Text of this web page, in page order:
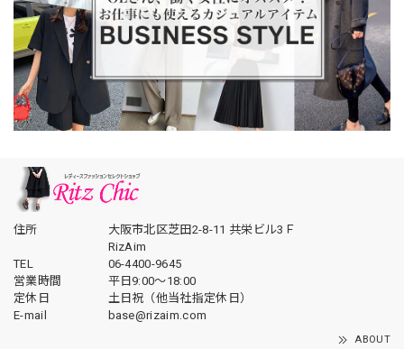
住所
大阪市北区芝田2-8-11 共栄ビル3Ｆ
RizAim
TEL
06-4400-9645
営業時間
平日9:00～18:00
定休日
土日祝（他当社指定休日）
E-mail
base@rizaim.com
ABOUT